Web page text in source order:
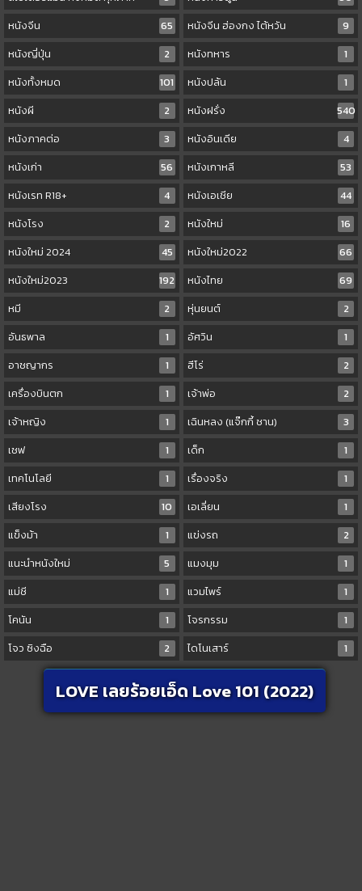
หนังจีน
65 หนังจีน ฮ่องกง ไต้หวัน
9
หนังญี่ปุ่น
2 หนังทหาร
1
หนังทั้งหมด
101 หนังปล้น
1
หนังผี
2 หนังฝรั่ง
540
หนังภาคต่อ
3 หนังอินเดีย
4
หนังเก่า
56 หนังเกาหลี
53
หนังเรท R18+
4 หนังเอเชีย
44
หนังโรง
2 หนังใหม่
16
หนังใหม่ 2024
45 หนังใหม่2022
66
หนังใหม่2023
192 หนังไทย
69
หมี
2 หุ่นยนต์
2
อันธพาล
1 อัศวิน
1
อาชญากร
1 ฮีโร่
2
เครื่องบินตก
1 เจ้าพ่อ
2
เจ้าหญิง
1 เฉินหลง (แจ๊กกี้ ชาน)
3
เชฟ
1 เด็ก
1
เทคโนโลยี
1 เรื่องจริง
1
เสียงโรง
10 เอเลี่ยน
1
แข็งม้า
1 แข่งรถ
2
แนะนำหนังใหม่
5 แมงมุม
1
แม่ชี
1 แวมไพร์
1
โคนัน
1 โจรกรรม
1
โจว ซิงฉือ
2 ไดโนเสาร์ 1
LOVE เลยร้อยเอ็ด Love 101 (2022)